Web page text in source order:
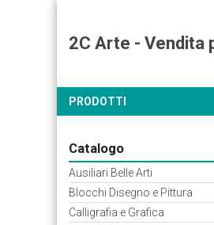
2C Arte - Vendita
PRODOTTI
Catalogo
Ausiliari Belle Arti
Blocchi Disegno e Pittura
Calligrafia e Grafica